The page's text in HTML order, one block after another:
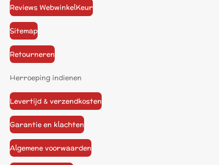
Reviews WebwinkelKeur
Sitemap
Retourneren
Herroeping indienen
Levertijd & verzendkosten
Garantie en klachten
Algemene voorwaarden